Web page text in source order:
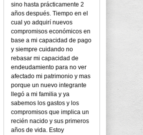
sino hasta prácticamente 2
años después. Tiempo en el
cual yo adquirí nuevos
compromisos económicos en
base a mi capacidad de pago
y siempre cuidando no
rebasar mi capacidad de
endeudamiento para no ver
afectado mi patrimonio y mas
porque un nuevo integrante
llegó a mi familia y ya
sabemos los gastos y los
compromisos que implica un
recién nacido y sus primeros
años de vida. Estoy